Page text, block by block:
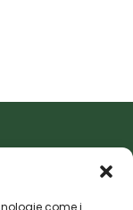
come i